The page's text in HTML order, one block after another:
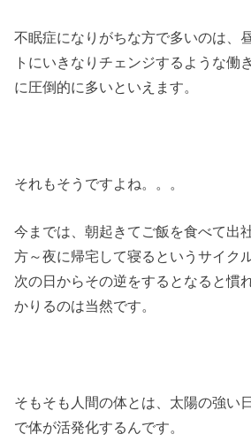
不眠症になりがちな方で多いのは、
トにいきなりチェンジするような働
に圧倒的に多いといえます。
それもそうですよね。。。
今までは、朝起きてご飯を食べて出
方～夜に帰宅して寝るというサイク
次の日からその逆をするとなると慣
かりるのは当然です。
そもそも人間の体とは、太陽の強い
で体が活発化するんです。